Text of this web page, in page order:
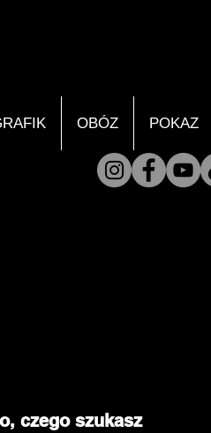
OBÓZ POKAZ
czego szukasz